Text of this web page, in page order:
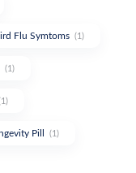
Flu Symtoms (1)
(1)
Pill (1)